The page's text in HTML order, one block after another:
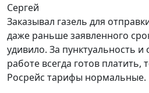
Сергей
Заказывал газель для
даже раньше заявленного
удивило. За пунктуальность и
работе всегда готов платить,
Росрейс тарифы нормальные.